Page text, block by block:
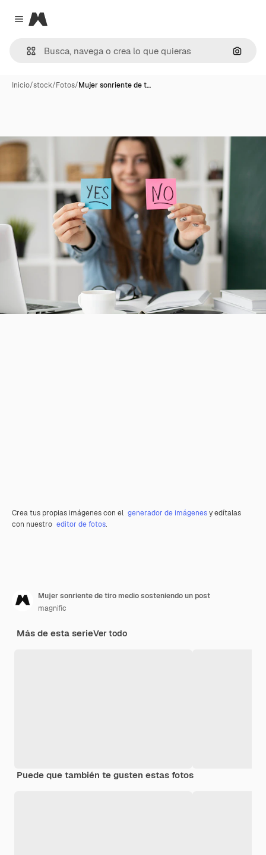
Close menu
Magnific
Inicio/stock/Fotos/Mujer sonriente de t…
Crea tus propias imágenes con el generador de imágenesy edítalas
con nuestro editor de fotos.
Mujer sonriente de tiro medio sosteniendo un post
magnific
Más de esta serieVer todo
Puede que también te gusten estas fotos